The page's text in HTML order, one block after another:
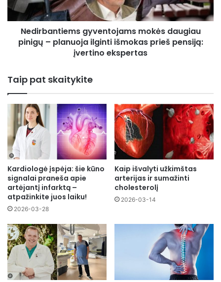
ilginti
išmokas
prieš
pensiją:
Nedirbantiems gyventojams mokės daugiau
pinigų – planuoja ilginti išmokas prieš pensiją:
įvertino ekspertas
Taip pat skaitykite
Kardiologė įspėja: šie kūno
signalai praneša apie
artėjantį infarktą –
atpažinkite juos laiku!
2026-03-28
Kaip išvalyti užkimštas
arterijas ir sumažinti
cholesterolį
2026-03-14